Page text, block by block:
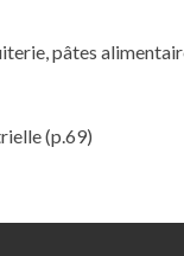
pâtes
(p.69)